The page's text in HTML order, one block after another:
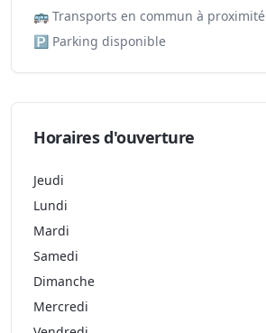
🚌 Transports en commun à proximité
🅿️ Parking disponible
Horaires d'ouverture
Jeudi
Lundi
Mardi
Samedi
Dimanche
Mercredi